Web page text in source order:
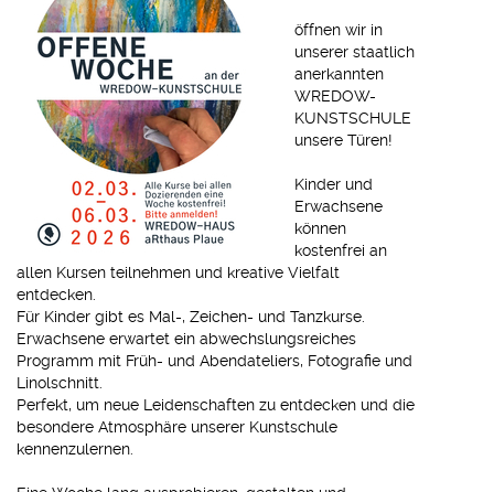
öffnen wir in
unserer staatlich
anerkannten
WREDOW-
KUNSTSCHULE
unsere Türen!
Kinder und
Erwachsene
können
kostenfrei an
allen Kursen teilnehmen und kreative Vielfalt
entdecken.
Für Kinder gibt es Mal-, Zeichen- und Tanzkurse.
Erwachsene erwartet ein abwechslungsreiches
Programm mit Früh- und Abendateliers, Fotografie und
Linolschnitt.
Perfekt, um neue Leidenschaften zu entdecken und die
besondere Atmosphäre unserer Kunstschule
kennenzulernen.